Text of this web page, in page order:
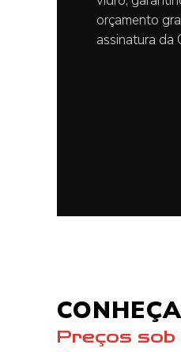
orçamento
assinatura da
CONHEÇA
Preços sob